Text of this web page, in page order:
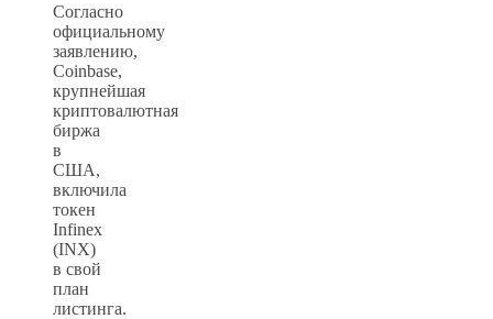
Согласно
официальному
заявлению,
Coinbase,
крупнейшая
криптовалютная
биржа
в
США,
включила
токен
Infinex
(INX)
в свой
план
листинга.